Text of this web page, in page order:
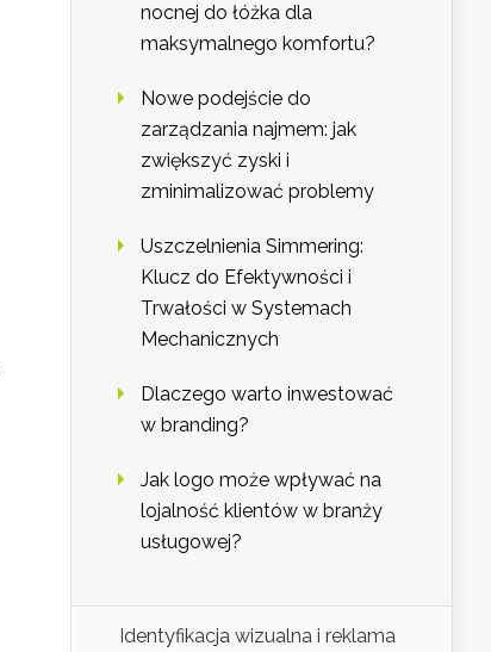
nocnej do łóżka dla
maksymalnego komfortu?
Nowe podejście do
zarządzania najmem: jak
zwiększyć zyski i
zminimalizować problemy
Uszczelnienia Simmering:
Klucz do Efektywności i
Trwałości w Systemach
Mechanicznych
Dlaczego warto inwestować
w branding?
Jak logo może wpływać na
lojalność klientów w branży
usługowej?
Identyfikacja wizualna i reklama